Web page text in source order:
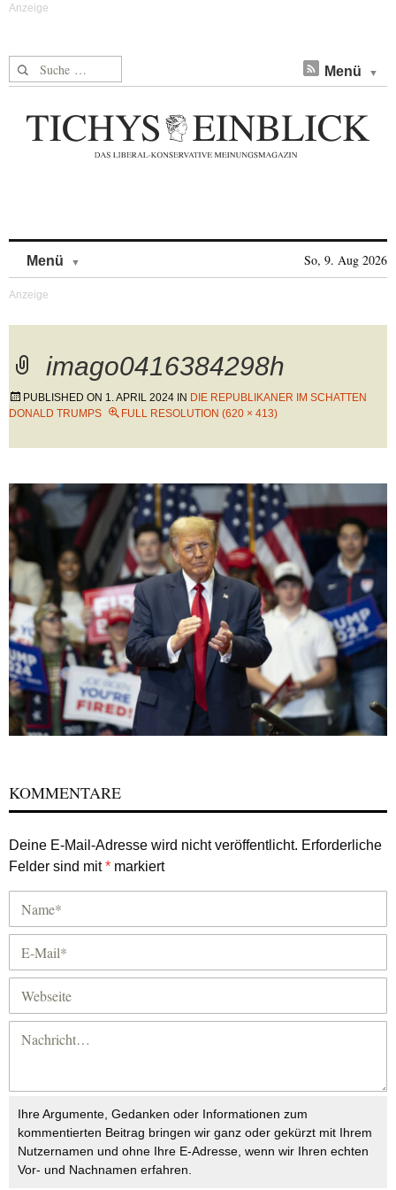
Suche nach: Menü
Menü So, 9. Aug 2026
imago0416384298h
PUBLISHED ON 1. APRIL 2024 IN DIE REPUBLIKANER IM SCHATTEN
DONALD TRUMPS
FULL RESOLUTION (620 × 413)
KOMMENTARE
Deine E-Mail-Adresse wird nicht veröffentlicht. Erforderliche
Felder sind mit* markiert
Ihre Argumente, Gedanken oder Informationen zum
kommentierten Beitrag bringen wir ganz oder gekürzt mit Ihrem
Nutzernamen und ohne Ihre E-Adresse, wenn wir Ihren echten
Vor- und Nachnamen erfahren.